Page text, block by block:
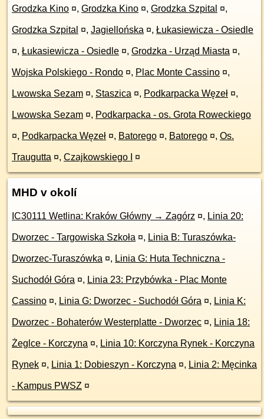
Grodzka Kino ¤, Grodzka Kino ¤, Grodzka Szpital ¤,
Grodzka Szpital ¤, Jagiellońska ¤, Łukasiewicza - Osiedle
¤, Łukasiewicza - Osiedle ¤, Grodzka - Urząd Miasta ¤,
Wojska Polskiego - Rondo ¤, Plac Monte Cassino ¤,
Lwowska Sezam ¤, Staszica ¤, Podkarpacka Węzeł ¤,
Lwowska Sezam ¤, Podkarpacka - os. Grota Roweckiego
¤, Podkarpacka Węzeł ¤, Batorego ¤, Batorego ¤, Os.
Traugutta ¤, Czajkowskiego I ¤
MHD v okolí
IC30111 Wetlina: Kraków Główny → Zagórz ¤, Linia 20:
Dworzec - Targowiska Szkoła ¤, Linia B: Turaszówka-
Dworzec-Turaszówka ¤, Linia G: Huta Techniczna -
Suchodół Góra ¤, Linia 23: Przybówka - Plac Monte
Cassino ¤, Linia G: Dworzec - Suchodół Góra ¤, Linia K:
Dworzec - Bohaterów Westerplatte - Dworzec ¤, Linia 18:
Żeglce - Korczyna ¤, Linia 10: Korczyna Rynek - Korczyna
Rynek ¤, Linia 1: Dobieszyn - Korczyna ¤, Linia 2: Męcinka
- Kampus PWSZ ¤